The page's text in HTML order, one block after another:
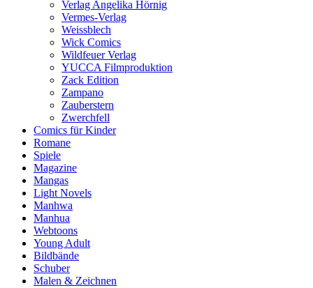
Verlag Angelika Hörnig
Vermes-Verlag
Weissblech
Wick Comics
Wildfeuer Verlag
YUCCA Filmproduktion
Zack Edition
Zampano
Zauberstern
Zwerchfell
Comics für Kinder
Romane
Spiele
Magazine
Mangas
Light Novels
Manhwa
Manhua
Webtoons
Young Adult
Bildbände
Schuber
Malen & Zeichnen